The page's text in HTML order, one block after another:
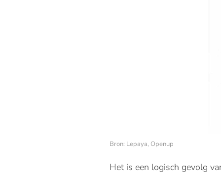
Bron: Lepaya, Openup
Het is een logisch gevolg